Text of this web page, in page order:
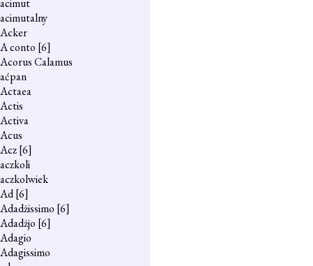
acimut
acimutalny
Acker
A conto [6]
Acorus Calamus
aćpan
Actaea
Actis
Activa
Acus
Acz[6]
aczkoli
aczkolwiek
Ad[6]
Adadżissimo [6]
Adadżjo [6]
Adagio
Adagissimo